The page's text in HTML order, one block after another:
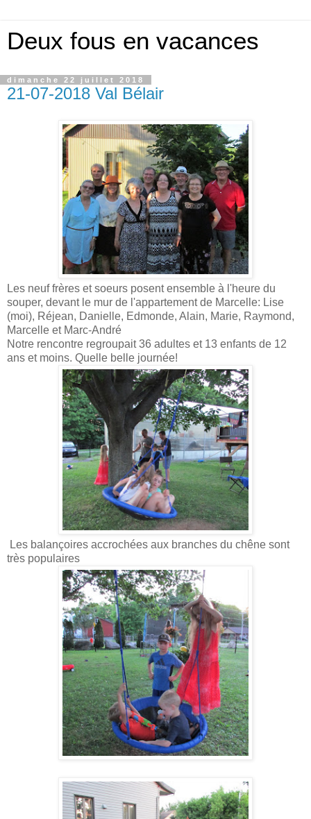
Deux fous en vacances
dimanche 22 juillet 2018
21-07-2018 Val Bélair
Les neuf frères et soeurs posent ensemble à l'heure du
souper, devant le mur de l'appartement de Marcelle: Lise
(moi), Réjean, Danielle, Edmonde, Alain, Marie, Raymond,
Marcelle et Marc-André
Notre rencontre regroupait 36 adultes et 13 enfants de 12
ans et moins. Quelle belle journée!
Les balançoires accrochées aux branches du chêne sont
très populaires